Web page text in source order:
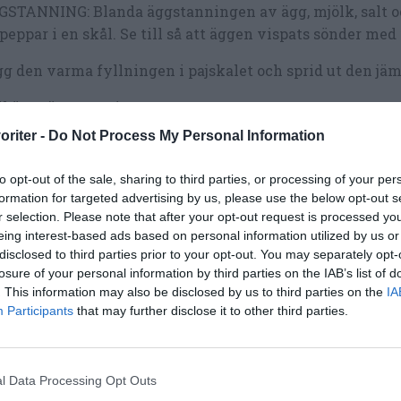
- Do Not Process My Personal Information
opt-out of the sale, sharing to third parties, or processing of your
for targeted advertising by us, please use the below opt-out
selection. Please note that after your opt-out request is processed
interest-based ads based on personal information utilized by us
to third parties prior to your opt-out. You may separately
of your personal information by third parties on the IAB’s list of
This information may also be disclosed by us to third parties on the
Participants that may further disclose it to other third parties.
Data Processing Opt Outs
Blanda äggstanningen av ägg, mjölk, salt
i en skål. Se till så att äggen vispats sönder med
den varma fyllningen i pajskalet och sprid ut den
över äggstanningen.
värmen till 175 grader vanlig ugn.
kycklingpajen i mitten av ugnen i ca 50 minuter.
och se om äggstanningen har stelnat - grädda annars
till.
och låt kycklingpajen svalna något innan servering.